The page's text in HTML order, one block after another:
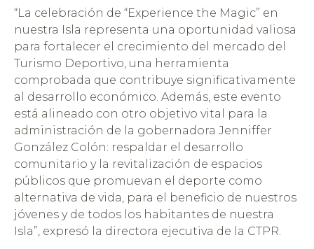
“La celebración de “Experience the Magic” en
nuestra Isla representa una oportunidad valiosa
para fortalecer el crecimiento del mercado del
Turismo Deportivo, una herramienta
comprobada que contribuye significativamente
al desarrollo económico. Además, este evento
está alineado con otro objetivo vital para la
administración de la gobernadora Jenniffer
González Colón: respaldar el desarrollo
comunitario y la revitalización de espacios
públicos que promuevan el deporte como
alternativa de vida, para el beneficio de nuestros
jóvenes y de todos los habitantes de nuestra
Isla”, expresó la directora ejecutiva de la CTPR.